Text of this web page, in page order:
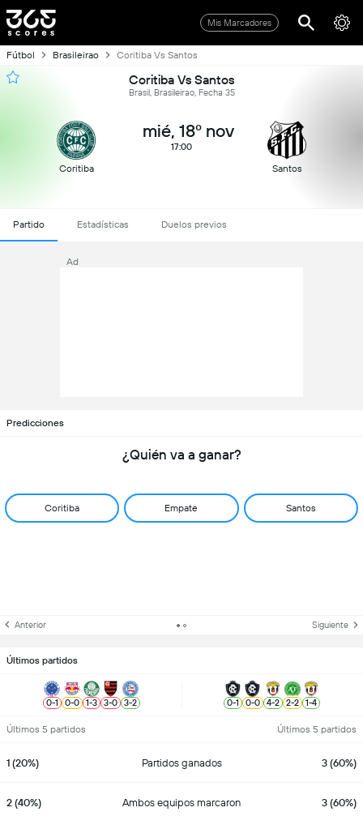
Mis Marcadores
Fútbol Brasileirao Coritiba Vs Santos
Coritiba Vs Santos
Brasil, Brasileirao, Fecha 35
Coritiba
mié, 18º nov
17:00
Santos
Partido Estadísticas Duelos previos
Ad
Predicciones
¿Quién va a ganar?
Coritiba Empate Santos
Anterior Siguiente
Últimos partidos
0-1 0-0 1-3 3-0 3-2 0-1 0-0 4-2 2-2 1-4
Últimos 5 partidos Últimos 5 partidos
1 (20%) Partidos ganados 3 (60%)
2 (40%) Ambos equipos marcaron 3 (60%)